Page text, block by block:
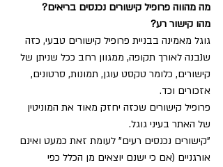
מה מהווה פרופיל קישורים נכנסים בריאים?
מהו קישור רע?
גוגל מאמינה בבניית פרופיל קישורים טבעי, כזה
שנבנה לאורך תקופה, ממגוון רחב ככל שניתן של
קישורים, כלומר טקסט עוגן, תמונות, סרטונים,
אזכורים וכד.
פרופיל קישורים שכזה יחזק מאוד את המוניטין
של האתר בעיני גוגל.
"קישורים נכנסים רעים" לעומת זאת כמעט ואינם
אורגניים (אם כי ישנם יוצאים מן הכלל כפי